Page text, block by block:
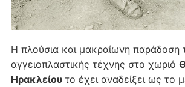
Η πλούσια και μακραίωνη παράδοση
αγγειοπλαστικής τέχνης στο χωριό
Ηρακλείου το έχει αναδείξει ως το